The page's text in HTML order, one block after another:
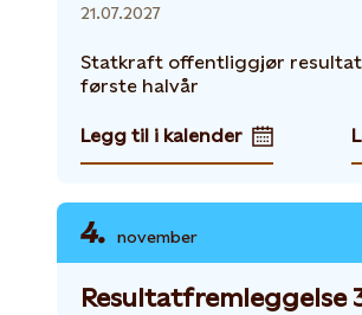
21.07.2027
Statkraft offentliggjør
første halvår
Legg til i kalender
4. november
Resultatfremleggelse